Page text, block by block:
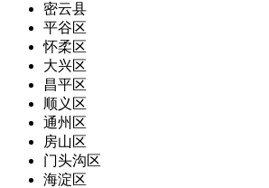
密云县
平谷区
怀柔区
大兴区
昌平区
顺义区
通州区
房山区
门头沟区
海淀区